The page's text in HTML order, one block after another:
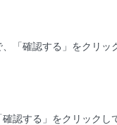
「確認する」をクリッ
確認する」をクリック